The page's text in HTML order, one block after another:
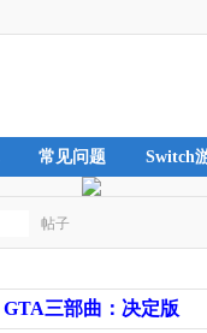
常见问题 Switch
帖子
GTA三部曲：决定版